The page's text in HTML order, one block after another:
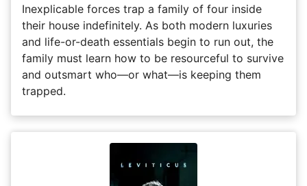
Inexplicable forces trap a family of four inside
their house indefinitely. As both modern luxuries
and life-or-death essentials begin to run out, the
family must learn how to be resourceful to survive
and outsmart who—or what—is keeping them
trapped.